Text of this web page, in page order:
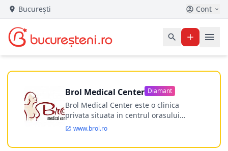
București Cont
Brol Medical Center Diamant
Brol Medical Center este o clinica
privata situata in centrul orasului
Timisoara avand o experienta de
Incepand din anul 2009 clinica isi
www.brol.ro